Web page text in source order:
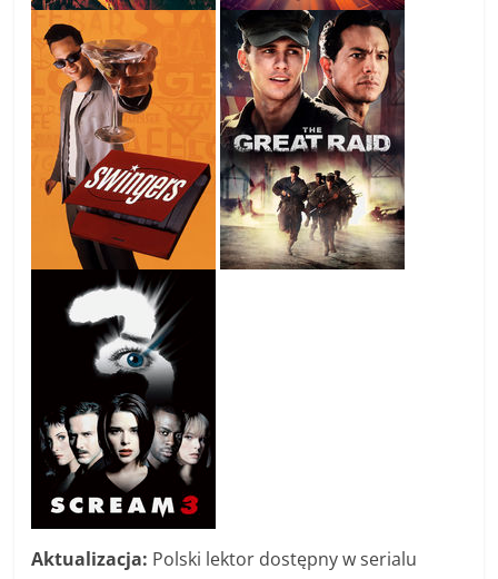
Aktualizacja: Polski lektor dostępny w serialu